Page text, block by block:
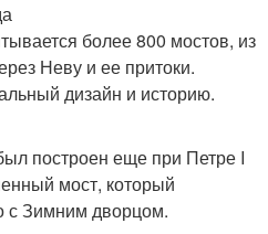
более 800 мостов, из
Неву и ее притоки.
дизайн и историю.
построен еще при Петре I
мост, который
с Зимним дворцом.